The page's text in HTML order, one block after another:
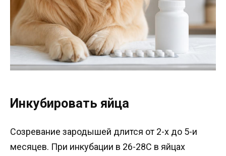
Инкубировать яйца
Созревание зародышей длится от 2-х до 5-и
месяцев. При инкубации в 26-28С в яйцах